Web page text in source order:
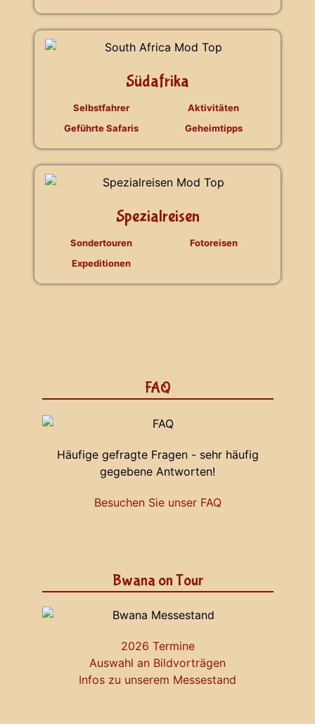
Südafrika
Selbstfahrer
Geführte Safaris
Aktivitäten
Geheimtipps
Spezialreisen
Sondertouren
Expeditionen
Fotoreisen
FAQ
Häufige gefragte Fragen - sehr häufig
gegebene Antworten!
Besuchen Sie unser FAQ
Bwana on Tour
2026 Termine
Auswahl an Bildvorträgen
Infos zu unserem Messestand